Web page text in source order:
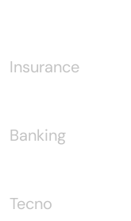
Insurance
Banking
Tecno